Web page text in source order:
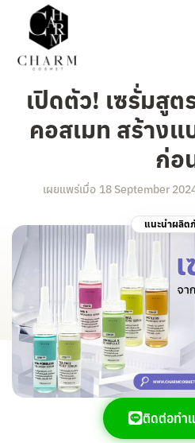
เปิดตัว! เซรั่มสูต
คอสเมท สร้าง
ก่อ
เผยแพร่เมื่อ 18 September
แนะนำผลิต
ติดต่อทำ